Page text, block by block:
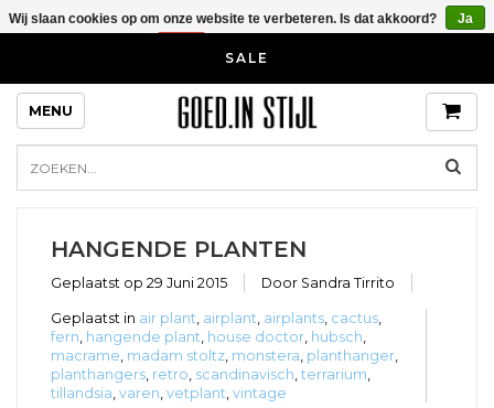
SALE
MENU
Blog over bijzondere kastknoppen en
kapstokhaken voor in je huis en
interieur
HANGENDE PLANTEN
Geplaatst op 29 Juni 2015 Door Sandra Tirrito
Geplaatst in air plant, airplant, airplants, cactus,
fern, hangende plant, house doctor, hubsch,
macrame, madam stoltz, monstera, planthanger,
planthangers, retro, scandinavisch, terrarium,
tillandsia, varen, vetplant, vintage
Wij slaan cookies op om onze website te verbeteren. Is dat akkoord?
Ja